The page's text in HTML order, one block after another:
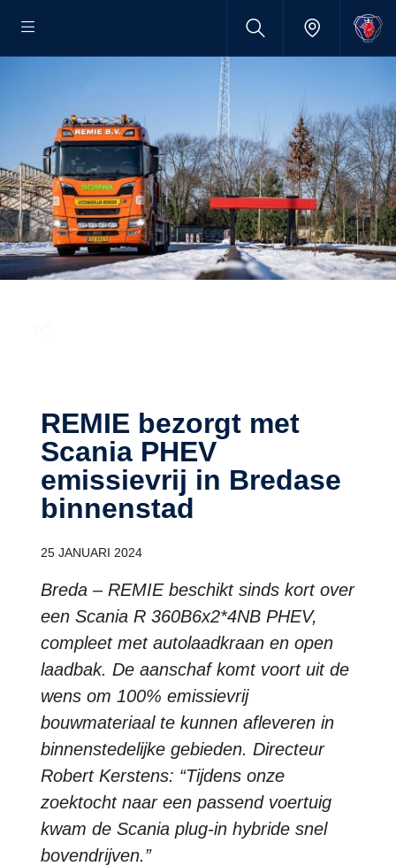
REMIE bezorgt met
Scania PHEV
emissievrij in Bredase
binnenstad
25 JANUARI 2024
Breda – REMIE beschikt sinds kort over
een Scania R 360B6x2*4NB PHEV,
compleet met autolaadkraan en open
laadbak. De aanschaf komt voort uit de
wens om 100% emissievrij
bouwmateriaal te kunnen afleveren in
binnenstedelijke gebieden. Directeur
Robert Kerstens: “Tijdens onze
zoektocht naar een passend voertuig
kwam de Scania plug-in hybride snel
bovendrijven.”